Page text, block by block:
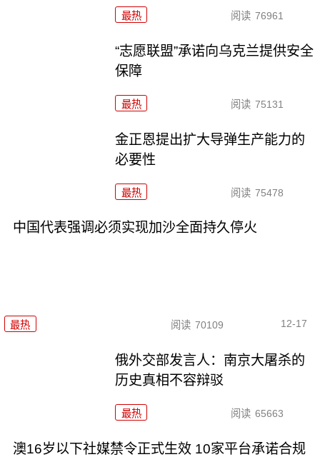
最热 阅读 76961
“志愿联盟”承诺向乌克兰提供安全
保障
最热 阅读 75131
金正恩提出扩大导弹生产能力的
必要性
最热 阅读 75478
中国代表强调必须实现加沙全面持久停火
最热 阅读 70109 12-17
俄外交部发言人：南京大屠杀的
历史真相不容辩驳
最热 阅读 65663
澳16岁以下社媒禁令正式生效 10家平台承诺合规